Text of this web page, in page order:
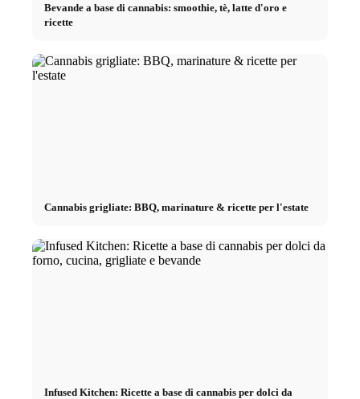
Bevande a base di cannabis: smoothie, tè, latte d'oro e
ricette
Cannabis grigliate: BBQ, marinature & ricette per l'estate
Infused Kitchen: Ricette a base di cannabis per dolci da